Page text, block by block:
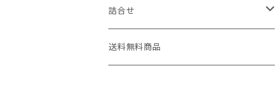
小江戸時の鐘
小江戸川越もんぶらん・小江戸川越すい
ーとぽてと
亀どら
たまどら
詰合せ
亀の最中・こがね芋詰合せ
送料無料商品